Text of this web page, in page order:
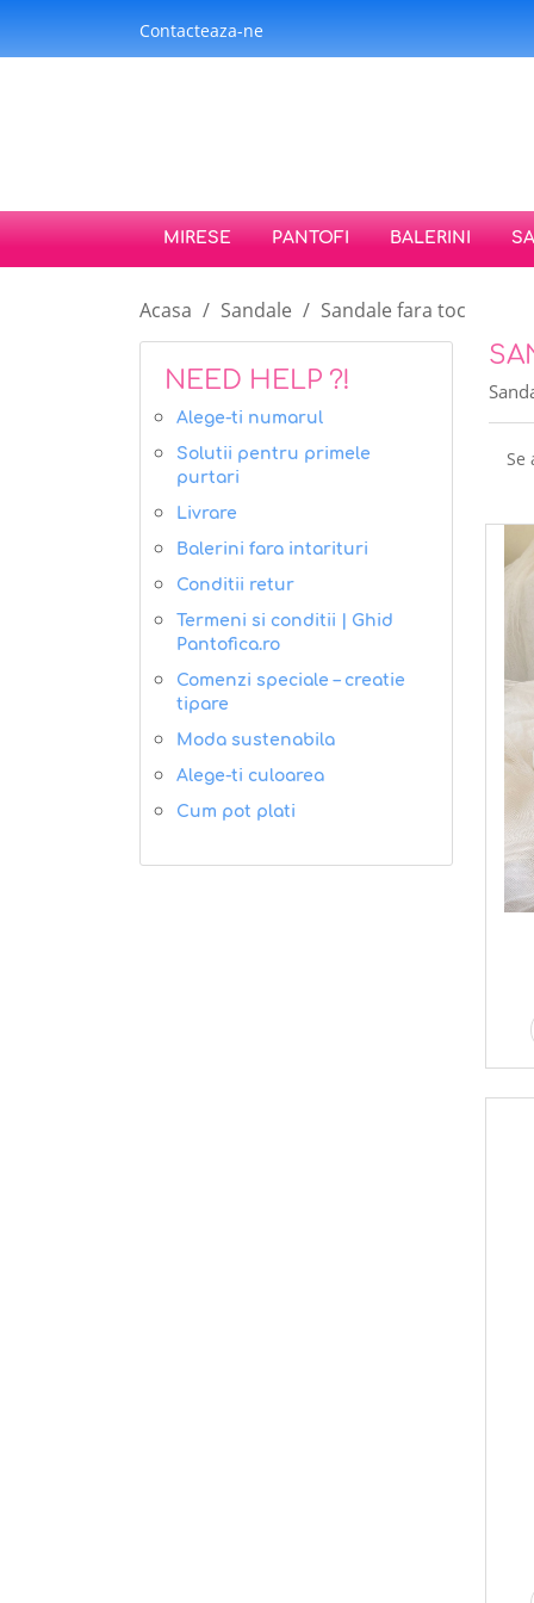
Contacteaza-ne
MIRESE PANTOFI BALERINI
Acasa Sandale Sandale fara toc
NEED HELP ?!
Alege-ti numarul
Solutii pentru primele
purtari
Livrare
Balerini fara intarituri
Conditii retur
Termeni si conditii | Ghid
Pantofica.ro
Comenzi speciale – creatie
tipare
Moda sustenabila
Alege-ti culoarea
Cum pot plati
Se